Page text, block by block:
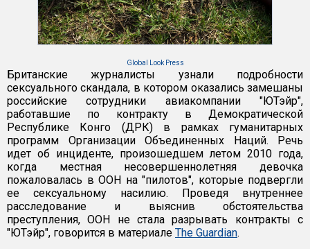
Global Look Press
Британские журналисты узнали подробности
сексуального скандала, в котором оказались замешаны
российские сотрудники авиакомпании "ЮТэйр",
работавшие по контракту в Демократической
Республике Конго (ДРК) в рамках гуманитарных
программ Организации Объединенных Наций. Речь
идет об инциденте, произошедшем летом 2010 года,
когда местная несовершеннолетняя девочка
пожаловалась в ООН на "пилотов", которые подвергли
ее сексуальному насилию. Проведя внутреннее
расследование и выяснив обстоятельства
преступления, ООН не стала разрывать контракты с
"ЮТэйр", говорится в материале The Guardian.